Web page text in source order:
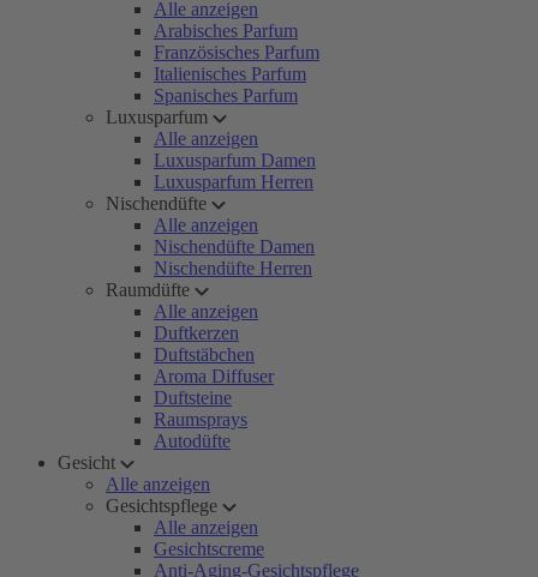
Alle anzeigen
Arabisches Parfum
Französisches Parfum
Italienisches Parfum
Spanisches Parfum
Luxusparfum
Alle anzeigen
Luxusparfum Damen
Luxusparfum Herren
Nischendüfte
Alle anzeigen
Nischendüfte Damen
Nischendüfte Herren
Raumdüfte
Alle anzeigen
Duftkerzen
Duftstäbchen
Aroma Diffuser
Duftsteine
Raumsprays
Autodüfte
Gesicht
Alle anzeigen
Gesichtspflege
Alle anzeigen
Gesichtscreme
Anti-Aging-Gesichtspflege